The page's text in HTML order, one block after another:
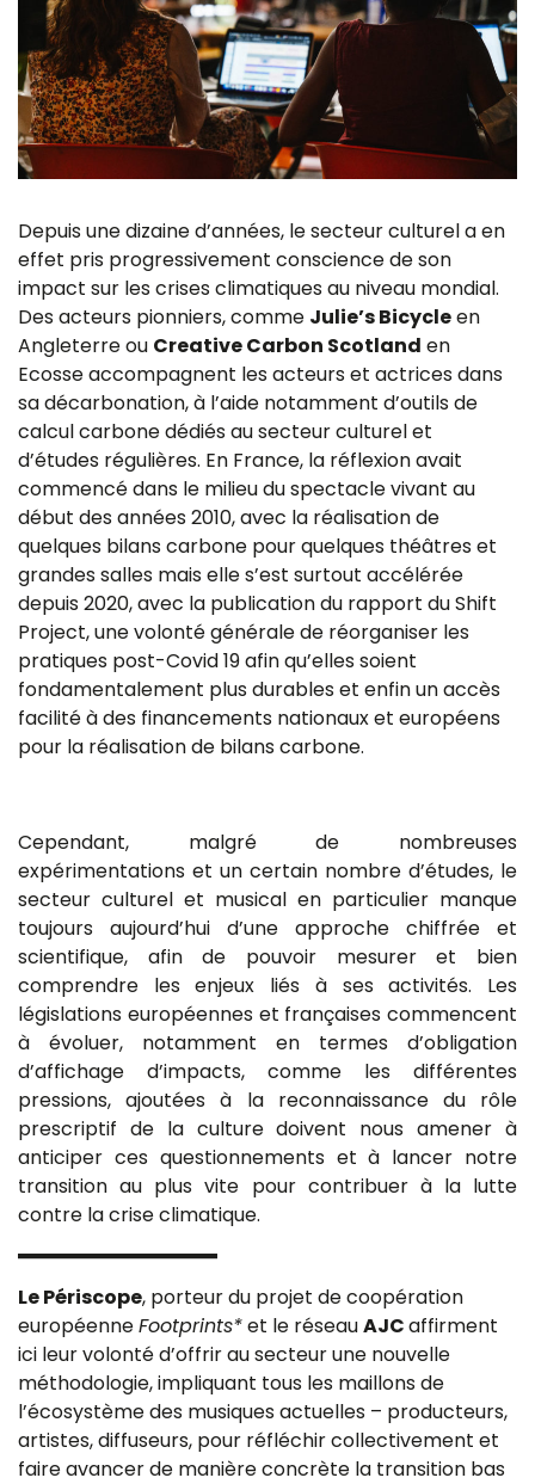
Depuis une dizaine d’années, le secteur culturel a en
effet pris progressivement conscience de son
impact sur les crises climatiques au niveau mondial.
Des acteurs pionniers, comme Julie’s Bicycleen
Angleterre ou Creative Carbon Scotland en
Ecosse accompagnent les acteurs et actrices dans
sa décarbonation, à l’aide notamment d’outils de
calcul carbone dédiés au secteur culturel et
d’études régulières. En France, la réflexion avait
commencé dans le milieu du spectacle vivant au
début des années 2010, avec la réalisation de
quelques bilans carbone pour quelques théâtres et
grandes salles mais elle s’est surtout accélérée
depuis 2020, avec la publication du rapport du Shift
Project, une volonté générale de réorganiser les
pratiques post-Covid 19 afin qu’elles soient
fondamentalement plus durables et enfin un accès
facilité à des financements nationaux et européens
pour la réalisation de bilans carbone.
Cependant, malgré de nombreuses
expérimentations et un certain nombre d’études, le
secteur culturel et musical en particulier manque
toujours aujourd’hui d’une approche chiffrée et
scientifique, afin de pouvoir mesurer et bien
comprendre les enjeux liés à ses activités. Les
législations européennes et françaises commencent
à évoluer, notamment en termes d’obligation
d’affichage d’impacts, comme les différentes
pressions, ajoutées à la reconnaissance du rôle
prescriptif de la culture doivent nous amener à
anticiper ces questionnements et à lancer notre
transition au plus vite pour contribuer à la lutte
contre la crise climatique.
Le Périscope, porteur du projet de coopération
européenneFootprints*et le réseauAJCaffirment
ici leur volonté d’offrir au secteur une nouvelle
méthodologie, impliquant tous les maillons de
l’écosystème des musiques actuelles – producteurs,
artistes, diffuseurs, pour réfléchir collectivement et
faire avancer de manière concrète la transition bas